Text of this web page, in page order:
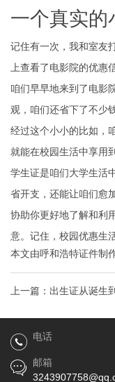
一个真实的
记住有一次，我和室友
上查看了电影院的优惠
咱们早早地来到了电影
观，咱们还省下了不少钱
经过这个小小的比如，
就能在校园生活中享用
学生证是咱们大学生活
省开支，还能让咱们愈
协助你更好地了解和利
意。记住，校园优惠生
本文由呼和浩特证件制
上一篇： 出生证从诞生
你的身份凭证背后的秘
电话
邮箱